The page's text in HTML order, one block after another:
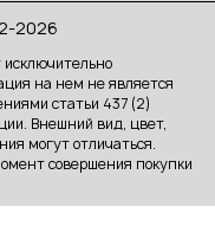
2026
на нем не является
статьи 437 (2)
Внешний вид, цвет,
могут отличаться.
совершения покупки